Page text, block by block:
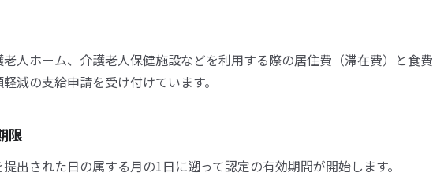
老人ホーム、介護老人保健施設などを利用する際の居住費（滞在費）と食費
減の支給申請を受け付けています。
限
出された日の属する月の1日に遡って認定の有効期間が開始します。